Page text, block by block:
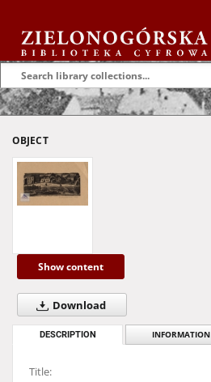
OBJECT
Show content
Download
DESCRIPTION INFORMATION
Title: